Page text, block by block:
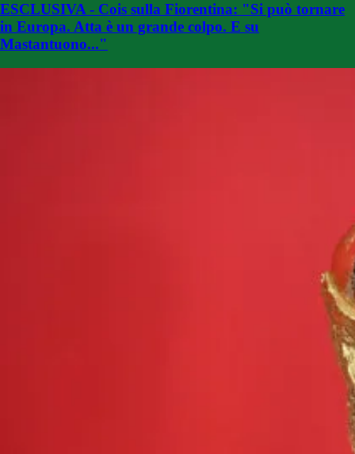
ESCLUSIVA - Cois sulla Fiorentina: "Si può tornare
in Europa. Atta è un grande colpo. E su
Mastantuono..."